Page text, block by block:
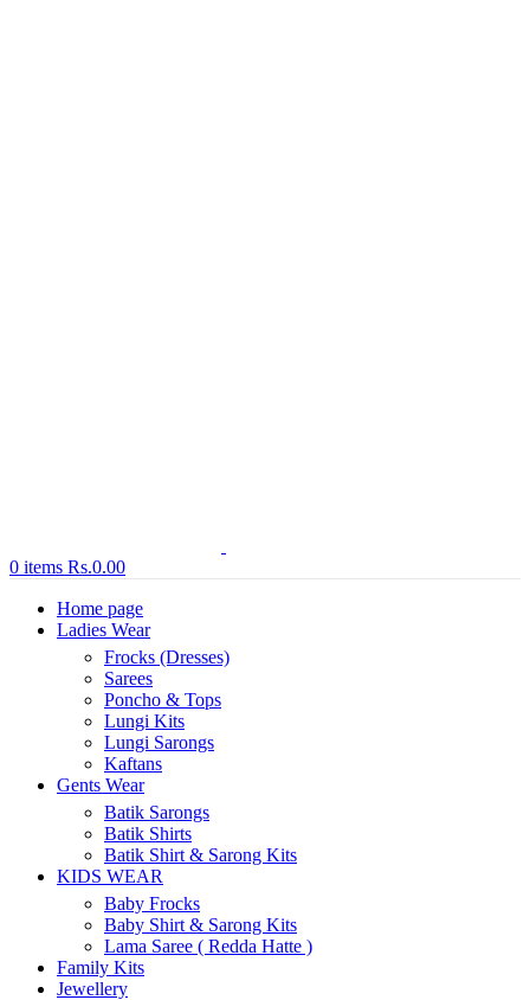
0 items Rs.0.00
Home page
Ladies Wear
Frocks (Dresses)
Sarees
Poncho & Tops
Lungi Kits
Lungi Sarongs
Kaftans
Gents Wear
Batik Sarongs
Batik Shirts
Batik Shirt & Sarong Kits
KIDS WEAR
Baby Frocks
Baby Shirt & Sarong Kits
Lama Saree ( Redda Hatte )
Family Kits
Jewellery